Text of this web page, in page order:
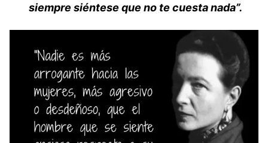
siempre siéntese que no te cuesta nada”.